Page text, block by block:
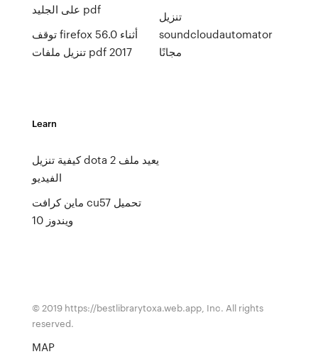
على الجليد pdf
توقف firefox 56.0 أثناء
تنزيل ملفات pdf 2017
تنزيل
soundcloudautomator
مجانًا
Learn
كيفية تنزيل dota 2 يعيد ملف
الفيديو
ماين كرافت cu57 تحميل
ويندوز 10
© 2019 https://bestlibrarytoxa.web.app, Inc. All rights
reserved.
MAP